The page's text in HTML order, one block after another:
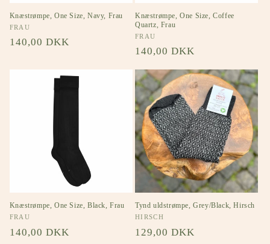
Knæstrømpe, One Size, Navy, Frau
Forhandler:
FRAU
Normalpris
140,00 DKK
Knæstrømpe, One Size, Coffee
Quartz, Frau
Forhandler:
FRAU
Normalpris
140,00 DKK
Knæstrømpe, One Size, Black, Frau
Forhandler:
FRAU
Normalpris
140,00 DKK
Tynd uldstrømpe, Grey/Black, Hirsch
Forhandler:
HIRSCH
Normalpris
129,00 DKK